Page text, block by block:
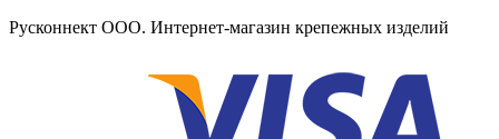
Русконнект ООО. Интернет-магазин крепежных изделий